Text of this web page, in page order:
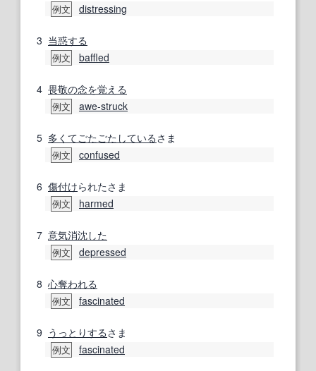
例文 distressing
3 当惑する
例文 baffled
4 畏敬の念を覚える
例文 awe-struck
5 多くてごたごた しているさま
例文 confused
6 傷付けられたさま
例文 harmed
7 意気消沈した
例文 depressed
8 心奪われる
例文 fascinated
9 うっとりするさま
例文 fascinated